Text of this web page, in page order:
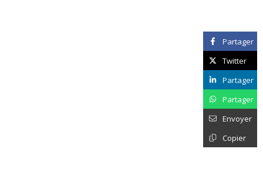
Partager
Twitter
Partager
Partager
Envoyer
Copier